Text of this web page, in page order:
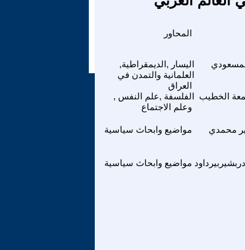
اليسار ,الديمقراطية,
العلمانية والتمدن في
العراق
الفلسفة ,علم النفس ,
وعلم الاجتماع
الخطيب
مواضيع وابحاث سياسية محمدي
مواضيع وابحاث سياسية